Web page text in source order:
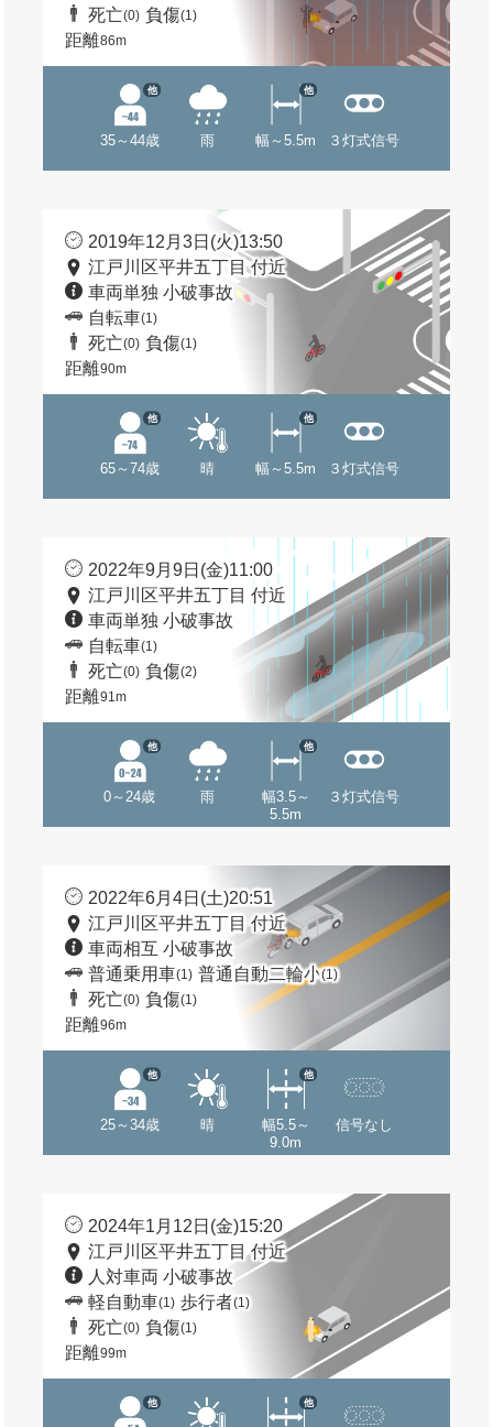
死亡(0) 負傷(1)
距離86m
35～44歳
他
雨 幅～5.5m
他
３灯式信号
2019年12月3日(火)13:50
江戸川区平井五丁目 付近
車両単独 小破事故
自転車(1)
死亡(0) 負傷(1)
距離90m
65～74歳
他
晴 幅～5.5m
他
３灯式信号
2022年9月9日(金)11:00
江戸川区平井五丁目 付近
車両単独 小破事故
自転車(1)
死亡(0) 負傷(2)
距離91m
0～24歳
他
雨
幅3.5～
5.5m
他
３灯式信号
2022年6月4日(土)20:51
江戸川区平井五丁目 付近
車両相互 小破事故
普通乗用車(1) 普通自動二輪小(1)
死亡(0) 負傷(1)
距離96m
25～34歳
他
晴
幅5.5～
9.0m
他
信号なし
2024年1月12日(金)15:20
江戸川区平井五丁目 付近
人対車両 小破事故
軽自動車(1) 歩行者(1)
死亡(0) 負傷(1)
距離99m
他 他